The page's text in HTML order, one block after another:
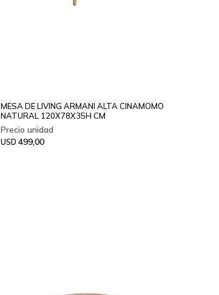
MESA DE LIVING ARMANI ALTA CINAMOMO
NATURAL 120X78X35H CM
USD 499,00